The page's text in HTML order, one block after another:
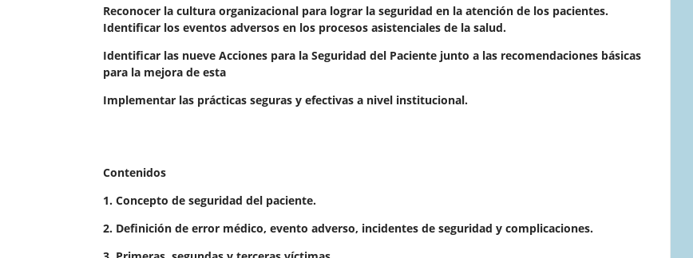
Reconocer la cultura organizacional para lograr la seguridad en la atención de los pacientes.
Identificar los eventos adversos en los procesos asistenciales de la salud.
Identificar las nueve Acciones para la Seguridad del Paciente junto a las recomendaciones básicas
para la mejora de esta
Implementar las prácticas seguras y efectivas a nivel institucional.
Contenidos
1. Concepto de seguridad del paciente.
2. Definición de error médico, evento adverso, incidentes de seguridad y complicaciones.